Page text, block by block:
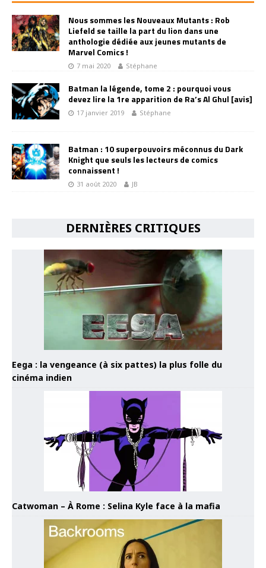
Nous sommes les Nouveaux Mutants : Rob
Liefeld se taille la part du lion dans une
anthologie dédiée aux jeunes mutants de
Marvel Comics !
7 mai 2020 Stéphane
Batman la légende, tome 2 : pourquoi vous
devez lire la 1re apparition de Ra’s Al Ghul [avis]
17 janvier 2019 Stéphane
Batman : 10 superpouvoirs méconnus du Dark
Knight que seuls les lecteurs de comics
connaissent !
31 août 2020 JB
DERNIÈRES CRITIQUES
Eega : la vengeance (à six pattes) la plus folle du
cinéma indien
Catwoman – À Rome : Selina Kyle face à la mafia